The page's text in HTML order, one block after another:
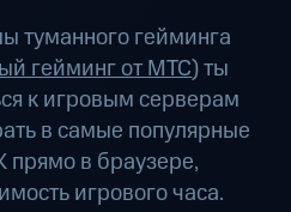
туманного гейминга
гейминг от МТС) ты
к игровым серверам
в самые популярные
прямо в браузере,
игрового часа.